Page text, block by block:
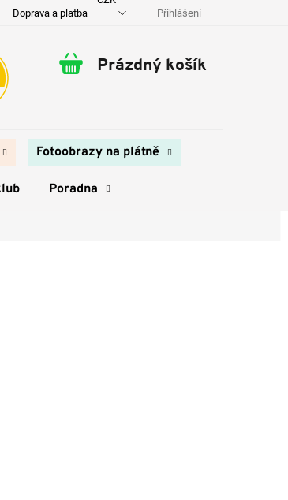
Doprava a platba Kontakty Přihlášení
Nákupní
Prázdný košík
Fotoobrazy na plátně
Poradna